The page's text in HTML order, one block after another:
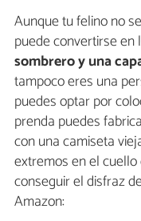
Aunque tu felino no
puede convertirse
sombrero y una
tampoco eres una
puedes optar por
prenda puedes
con una camiseta
extremos en el
conseguir el disfraz
Amazon: